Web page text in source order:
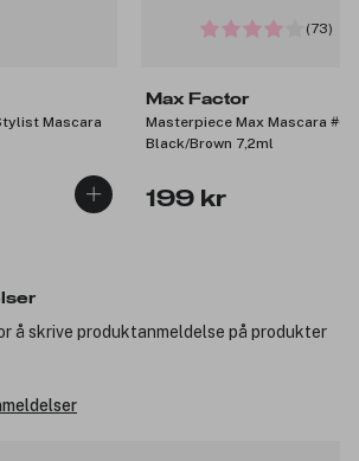
Mascara
(73)
Max Factor
Masterpiece Max Mascara #02
Black/Brown 7,2ml
199 kr
å skrive produktanmeldelse på produkter